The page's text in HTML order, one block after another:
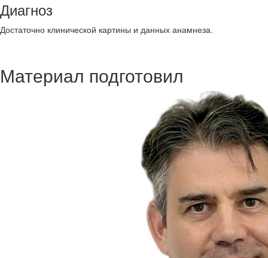
Диагноз
Достаточно клинической картины и данных анамнеза.
Материал подготовил